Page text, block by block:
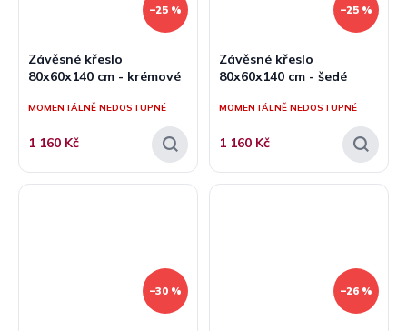
–25 %
Závěsné křeslo
80x60x140 cm - krémové
MOMENTÁLNĚ NEDOSTUPNÉ
1 160 Kč
–25 %
Závěsné křeslo
80x60x140 cm - šedé
MOMENTÁLNĚ NEDOSTUPNÉ
1 160 Kč
–30 % –26 %